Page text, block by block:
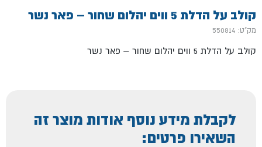
קולב על הדלת 5 ווים יהלום שחור – פאר נשר
מק"ט: 550814
קולב על הדלת 5 ווים יהלום שחור – פאר נשר
לקבלת מידע נוסף אודות מוצר זה
השאירו פרטים: